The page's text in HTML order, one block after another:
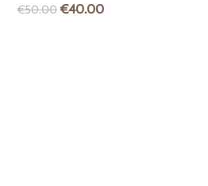
€50.00 €40.00